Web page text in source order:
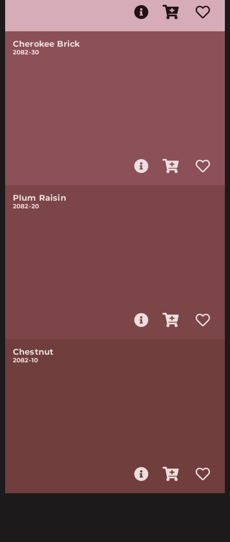
Cherokee Brick
2082-30
Plum Raisin
2082-20
Chestnut
2082-10